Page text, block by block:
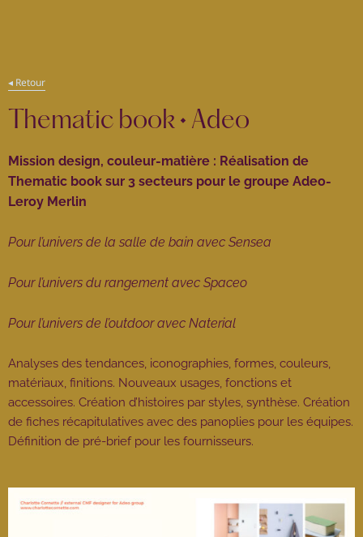
◂ Retour
Thematic book • Adeo
Mission design, couleur-matière : Réalisation de
Thematic book sur 3 secteurs pour le groupe Adeo-
Leroy Merlin
Pour l’univers de la salle de bain avec Sensea
Pour l’univers du rangement avec Spaceo
Pour l’univers de l’outdoor avec Naterial
Analyses des tendances, iconographies, formes, couleurs,
matériaux, finitions. Nouveaux usages, fonctions et
accessoires. Création d’histoires par styles, synthèse. Création
de fiches récapitulatives avec des panoplies pour les équipes.
Définition de pré-brief pour les fournisseurs.